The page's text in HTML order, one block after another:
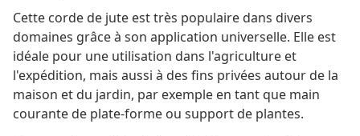
Cette corde de jute est très populaire dans divers
domaines grâce à son application universelle. Elle est
idéale pour une utilisation dans l'agriculture et
l'expédition, mais aussi à des fins privées autour de la
maison et du jardin, par exemple en tant que main
courante de plate-forme ou support de plantes.